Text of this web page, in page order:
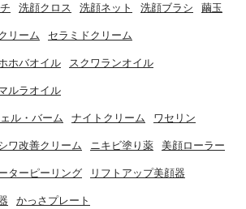
洗顔クロス 洗顔ネット 洗顔ブラシ 繭玉
リーム セラミドクリーム
ホバオイル スクワランオイル
ルラオイル
ル・バーム ナイトクリーム ワセリン
ワ改善クリーム ニキビ塗り薬 美顔ローラー
ターピーリング リフトアップ美顔器
かっさプレート